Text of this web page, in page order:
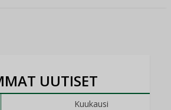
UUTISET
Kuukausi